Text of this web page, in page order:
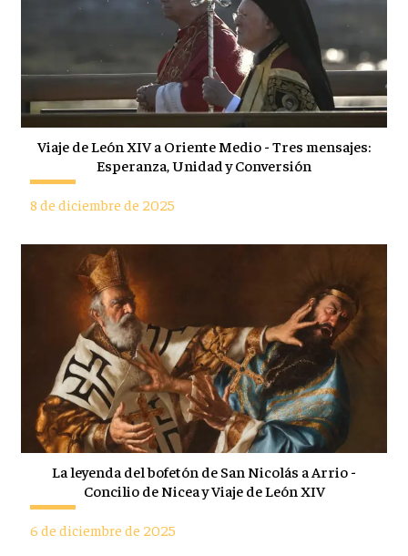
Viaje de León XIV a Oriente Medio - Tres mensajes:
Esperanza, Unidad y Conversión
8 de diciembre de 2025
La leyenda del bofetón de San Nicolás a Arrio -
Concilio de Nicea y Viaje de León XIV
6 de diciembre de 2025